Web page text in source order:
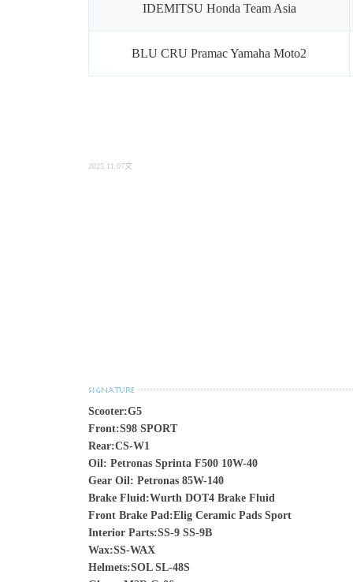
IDEMITSU Honda Team Asia
BLU CRU Pramac Yamaha Moto2
2025.11.07文
Scooter:G5
Front:S98 SPORT
Rear:CS-W1
Oil: Petronas Sprinta F500 10W-40
Gear Oil: Petronas 85W-140
Brake Fluid:Wurth DOT4 Brake Fluid
Front Brake Pad:Elig Ceramic Pads Sport
Interior Parts:SS-9 SS-9B
Wax:SS-WAX
Helmets:SOL SL-48S